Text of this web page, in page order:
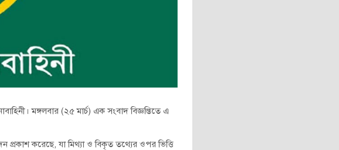
মঙ্গলবার (২৫ মার্চ) এক সংবাদ বিজ্ঞপ্তিতে এ
প্রকাশ করেছে, যা মিথ্যা ও বিকৃত তথ্যের ওপর ভিত্তি